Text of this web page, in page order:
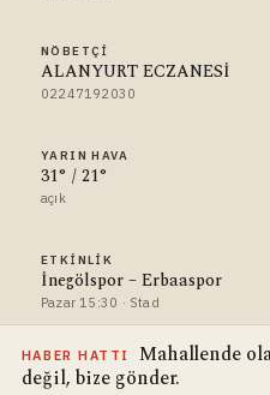
NÖBETÇI
ALANYURT ECZANESİ
02247192030
YARIN HAVA
31° / 21°
açık
ETKINLIK
İnegölspor – Erbaaspor
Pazar 15:30 · Stad
HABER HATTI
Mahallende
değil, bize gönder.